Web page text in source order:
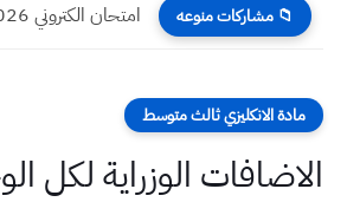
📁 مشاركات منوعه
مادة الانكليزي ثالث متوسط
الاضافات الوزراية لكل